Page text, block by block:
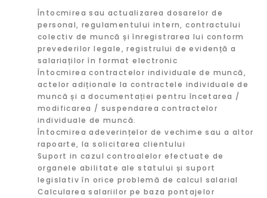
Întocmirea sau actualizarea dosarelor de
personal, regulamentului intern, contractului
colectiv de muncă și înregistrarea lui conform
prevederilor legale, registrului de evidență a
salariaților în format electronic
Întocmirea contractelor individuale de muncă,
actelor adiționale la contractele individuale de
muncă și a documentației pentru încetarea /
modificarea / suspendarea contractelor
individuale de muncă.
Întocmirea adeverințelor de vechime sau a altor
rapoarte, la solicitarea clientului
Suport in cazul controalelor efectuate de
organele abilitate ale statului și suport
legislativ în orice problemă de calcul salarial
Calcularea salariilor pe baza pontajelor